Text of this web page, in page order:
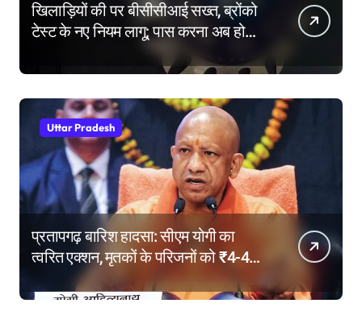
खिलाड़ियों की पर बीसीसीआई सख्त, ब्रोंको
टेस्ट के नए नियम लागू; पास करना अब होगा
Uttar Pradesh
प्रतापगढ़ बारिश हादसा: सीएम योगी का
त्वरित एक्शन, मृतकों के परिजनों को ₹4-4
लाख की सहायता, घायलों के बेहतर इलाज के
निर्देश